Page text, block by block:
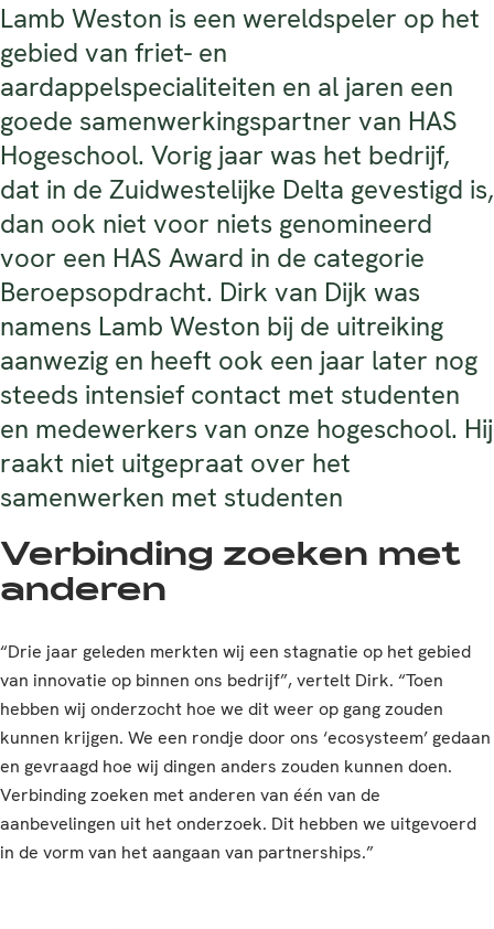
Lamb Weston is een wereldspeler op het
gebied van friet- en
aardappelspecialiteiten en al jaren een
goede samenwerkingspartner van HAS
Hogeschool. Vorig jaar was het bedrijf,
dat in de Zuidwestelijke Delta gevestigd is,
dan ook niet voor niets genomineerd
voor een HAS Award in de categorie
Beroepsopdracht. Dirk van Dijk was
namens Lamb Weston bij de uitreiking
aanwezig en heeft ook een jaar later nog
steeds intensief contact met studenten
en medewerkers van onze hogeschool. Hij
raakt niet uitgepraat over het
samenwerken met studenten
Verbinding zoeken met
anderen
“Drie jaar geleden merkten wij een stagnatie op het gebied
van innovatie op binnen ons bedrijf”, vertelt Dirk. “Toen
hebben wij onderzocht hoe we dit weer op gang zouden
kunnen krijgen. We een rondje door ons ‘ecosysteem’ gedaan
en gevraagd hoe wij dingen anders zouden kunnen doen.
Verbinding zoeken met anderen van één van de
aanbevelingen uit het onderzoek. Dit hebben we uitgevoerd
in de vorm van het aangaan van partnerships.”